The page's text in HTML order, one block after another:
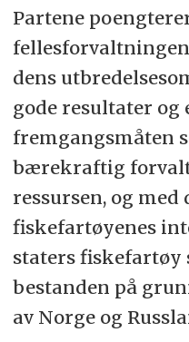
Fiskeribladet.
I henhold til
konvensjonen
opphøre å
at den
levert,skriver
FNI-forsker
Jørgensen
utmeldingen
noen
Partene
dens
gode resultater og
fremgangsmåten
bærekraftig
ressursen, og med
fiskefartøyenes
staters fiskefartøy
bestanden på
av Norge og